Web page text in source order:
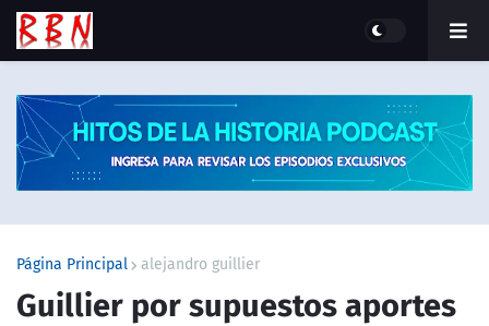
Página Principal alejandro guillier
Guillier por supuestos aportes